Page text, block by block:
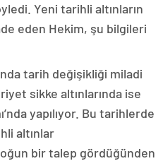
Yeni tarihli altınların
eden Hekim, şu bilgileri
tarih değişikliği miladi
sikke altınlarında ise
yapılıyor. Bu tarihlerde
altınlar
bir talep gördüğünden